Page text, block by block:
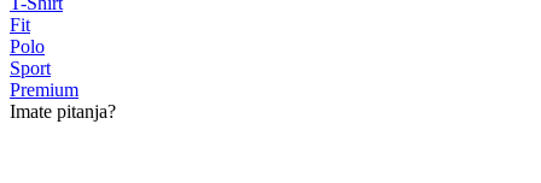
Fit
Polo
Sport
Premium
Imate pitanja?